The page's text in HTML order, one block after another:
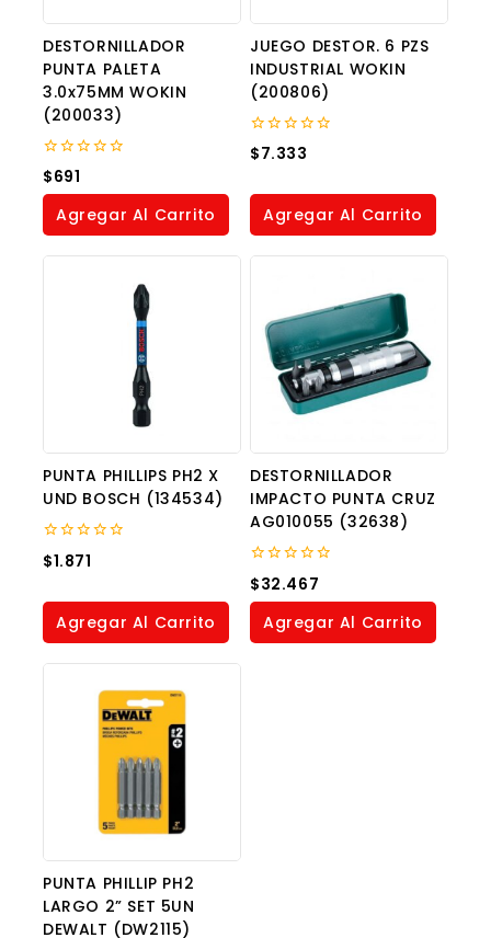
DESTORNILLADOR
PUNTA PALETA
3.0x75MM WOKIN
(200033)
0
out
of
$691
Agregar Al Carrito
JUEGO DESTOR. 6 PZS
INDUSTRIAL WOKIN
(200806)
0
out
5
$7.333
Agregar Al Carrito
PUNTA PHILLIPS PH2 X
UND BOSCH (134534)
0
out
5
$1.871
Agregar Al Carrito
DESTORNILLADOR
IMPACTO PUNTA CRUZ
AG010055 (32638)
0
out
of
$32.467
Agregar Al Carrito
PUNTA PHILLIP PH2
LARGO 2” SET 5UN
DEWALT (DW2115)